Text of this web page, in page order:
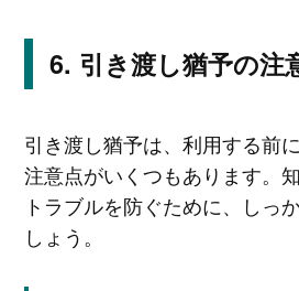
引き渡し猶予の注
引き渡し猶予は、利用する前
注意点がいくつもあります。
トラブルを防ぐために、しっ
しょう。